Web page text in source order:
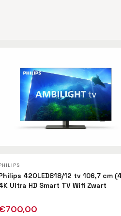
42OLED818/12 tv 106,7 cm
Ultra HD Smart TV Wifi Zwart
700,00